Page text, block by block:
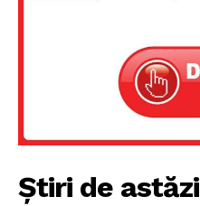
Știri de astăzi